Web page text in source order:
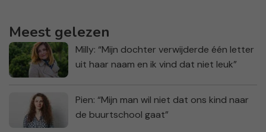
Meest gelezen
Milly: “Mijn dochter verwijderde één letter
uit haar naam en ik vind dat niet leuk”
Pien: “Mijn man wil niet dat ons kind naar
de buurtschool gaat”